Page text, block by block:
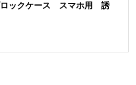
ックケース スマホ用 誘